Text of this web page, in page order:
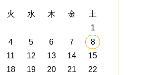
火 水 木 金
土
1
4 5 6 7
8
11 12 13 14
15
18 19 20 21
22